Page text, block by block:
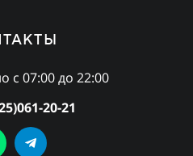
с 07:00 до 22:00
20-21